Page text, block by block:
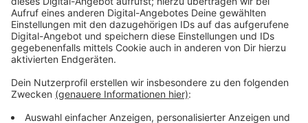
Anzeige
Anzeige